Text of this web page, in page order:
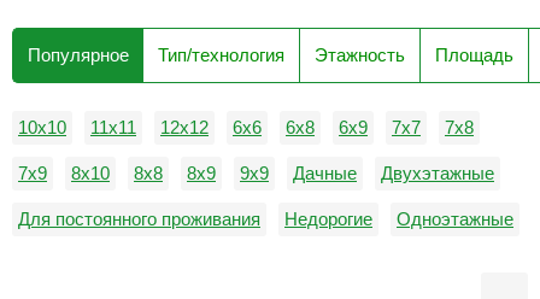
Популярное Тип/технология Этажность Площадь
10х10 11х11 12х12 6х6 6х8 6х9 7х7 7х8
7х9 8х10 8х8 8х9 9х9 Дачные Двухэтажные
Для постоянного проживания Недорогие Одноэтажные